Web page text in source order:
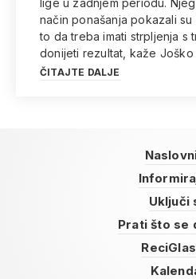
lige u zadnjem periodu.
način ponašanja pokazali
to da treba imati strpljenja s
donijeti rezultat, kaže Joško
ČITAJTE DALJE
Uključi
Prati što se